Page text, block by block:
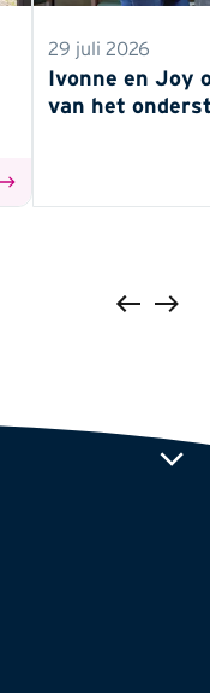
29 juli 2026
Ivonne en Joy
van het
Vorige